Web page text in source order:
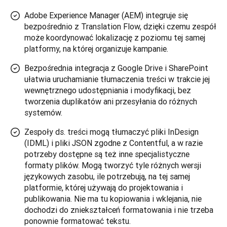
Adobe Experience Manager (AEM) integruje się
bezpośrednio z Translation Flow, dzięki czemu zespół
może koordynować lokalizację z poziomu tej samej
platformy, na której organizuje kampanie.
Bezpośrednia integracja z Google Drive i SharePoint
ułatwia uruchamianie tłumaczenia treści w trakcie jej
wewnętrznego udostępniania i modyfikacji, bez
tworzenia duplikatów ani przesyłania do różnych
systemów.
Zespoły ds. treści mogą tłumaczyć pliki InDesign
(IDML) i pliki JSON zgodne z Contentful, a w razie
potrzeby dostępne są też inne specjalistyczne
formaty plików. Mogą tworzyć tyle różnych wersji
językowych zasobu, ile potrzebują, na tej samej
platformie, której używają do projektowania i
publikowania. Nie ma tu kopiowania i wklejania, nie
dochodzi do zniekształceń formatowania i nie trzeba
ponownie formatować tekstu.